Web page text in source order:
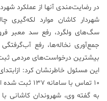
پادکست
مجله
فرهنگی
و
هنری
در رضایت‌مندی آنها از عملکرد
شهردار کاشان موارد لکه‌گیری
سگ‌های ولگرد، رفع سد معبر
جمع‌آوری نخاله‌ها، رفع
بیشترین درخواست‌های مردمی ثبت شده در
این مسئول خاطرنشان کرد:
10 تماس با سامانه 137 ثبت شده است.
به گفته وی، شهروندان کاشانی